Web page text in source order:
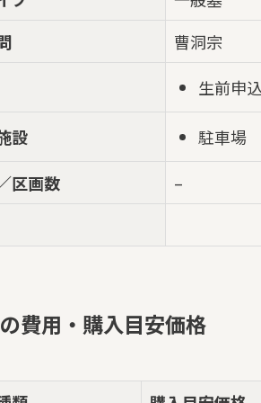
曹洞宗
生前申
設
駐車場
区画数
–
費用・購入目安価格